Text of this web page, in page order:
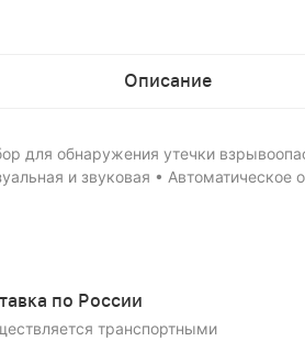
Описание
для обнаружения утечки
и звуковая •
по России
транспортными